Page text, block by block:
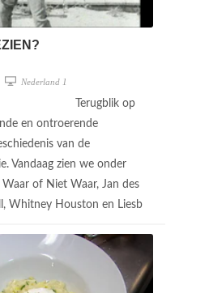
Nederland 1
Terugblik op
en ontroerende
van de
Vandaag zien we onder
of Niet Waar, Jan des
Whitney Houston en Liesb